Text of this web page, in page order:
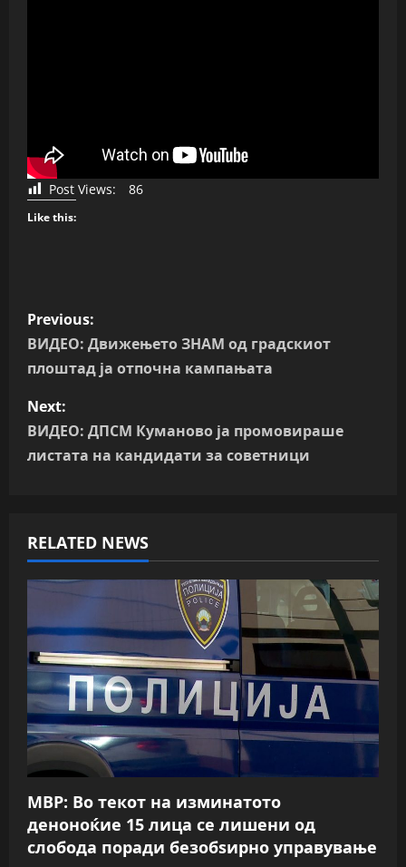
Post Views: 86
Like this:
P
o
t
n
v
i
g
a
t
i
o
n
Previous:
ВИДЕО: Движењето ЗНАМ од градскиот
плоштад ја отпочна кампањата
Next:
ВИДЕО: ДПСМ Куманово ја промовираше
листата на кандидати за советници
RELATED NEWS
МВР: Во текот на изминатото
деноноќие 15 лица се лишени од
слобода поради безобѕирно управување